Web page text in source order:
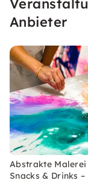
Anbieter
Abstrakte
Snacks & Drinks